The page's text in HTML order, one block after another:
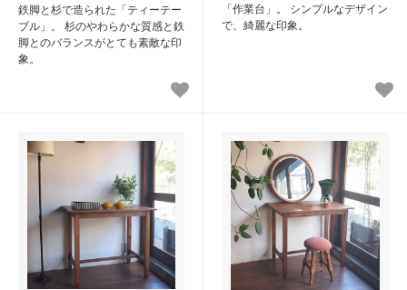
鉄脚と杉で造られた「ティーテー
ブル」。 杉のやわらかな質感と鉄
脚とのバランスがとても素敵な印
象。
「作業台」。 シンプルなデザイン
で、綺麗な印象。